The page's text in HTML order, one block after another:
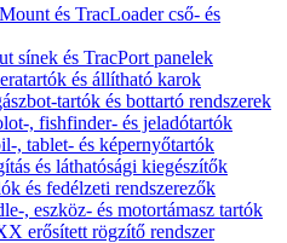
és TracLoader cső- és
és TracPort panelek
és állítható karok
tartók és bottartó rendszerek
, fishfinder- és jeladótartók
tablet- és képernyőtartók
és láthatósági kiegészítők
és fedélzeti rendszerezők
, eszköz- és motortámasz tartók
erősített rögzítő rendszer